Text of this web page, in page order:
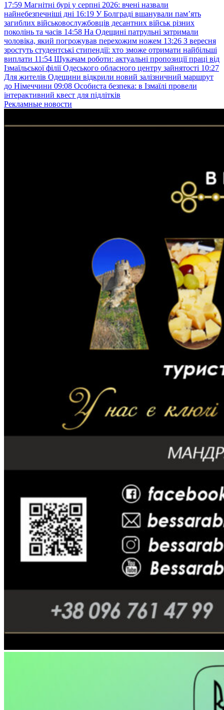
17:59 Магнітні бурі у серпні 2026: вчені назвали
найнебезпечніші дні 16:19 У Болграді вшанували пам’ять
загиблих військовослужбовців десантних військ різних
поколінь та часів 14:58 На Одещині патрульні затримали
чоловіка, який погрожував перехожим ножем 13:26 З вересня
зростуть студентські стипендії: хто зможе отримати найбільші
виплати 11:54 Шукачам роботи: актуальні пропозиції праці від
Ізмаїльської філії Одеського обласного центру зайнятості 10:27
Для жителів Одещини відкрили новий залізничний маршрут
до Німеччини 09:08 Особиста безпека: в Ізмаїлі провели
інтерактивний квест для підлітків
Рекламные новости